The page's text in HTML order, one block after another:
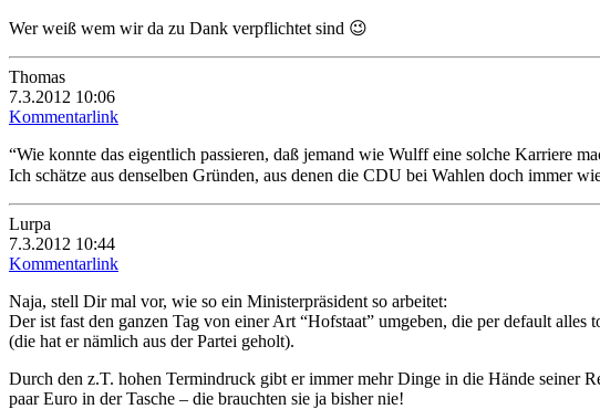
Wer weiß wem wir da zu Dank verpflichtet sind 😉
Thomas
7.3.2012 10:06
Kommentarlink
“Wie konnte das eigentlich passieren, daß jemand wie Wulff eine solche Karriere
Ich schätze aus denselben Gründen, aus denen die CDU bei Wahlen doch immer
Lurpa
7.3.2012 10:44
Kommentarlink
Naja, stell Dir mal vor, wie so ein Ministerpräsident so arbeitet:
Der ist fast den ganzen Tag von einer Art “Hofstaat” umgeben, die per default
(die hat er nämlich aus der Partei geholt).
Durch den z.T. hohen Termindruck gibt er immer mehr Dinge in die Hände seiner
paar Euro in der Tasche – die brauchten sie ja bisher nie!